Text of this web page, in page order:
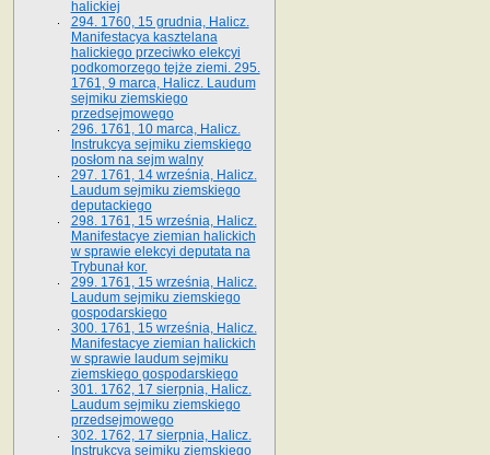
halickiej
294. 1760, 15 grudnia, Halicz.
Manifestacya kasztelana
halickiego przeciwko elekcyi
podkomorzego tejże ziemi. 295.
1761, 9 marca, Halicz. Laudum
sejmiku ziemskiego
przedsejmowego
296. 1761, 10 marca, Halicz.
Instrukcya sejmiku ziemskiego
posłom na sejm walny
297. 1761, 14 września, Halicz.
Laudum sejmiku ziemskiego
deputackiego
298. 1761, 15 września, Halicz.
Manifestacye ziemian halickich
w sprawie elekcyi deputata na
Trybunał kor.
299. 1761, 15 września, Halicz.
Laudum sejmiku ziemskiego
gospodarskiego
300. 1761, 15 września, Halicz.
Manifestacye ziemian halickich
w sprawie laudum sejmiku
ziemskiego gospodarskiego
301. 1762, 17 sierpnia, Halicz.
Laudum sejmiku ziemskiego
przedsejmowego
302. 1762, 17 sierpnia, Halicz.
Instrukcya sejmiku ziemskiego